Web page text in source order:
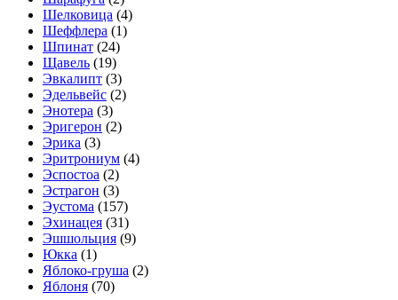
Шелковица (4)
Шеффлера (1)
Шпинат (24)
Щавель (19)
Эвкалипт (3)
Эдельвейс (2)
Энотера (3)
Эригерон (2)
Эрика (3)
Эритрониум (4)
Эспостоа (2)
Эстрагон (3)
Эустома (157)
Эхинацея (31)
Эшшольция (9)
Юкка (1)
Яблоко-груша (2)
Яблоня (70)